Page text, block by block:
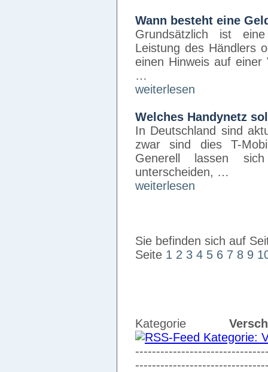
Wann besteht eine
Grundsätzlich ist
Leistung des Händlers
einen Hinweis auf
…
weiterlesen
Welches Handynetz
In Deutschland sind
zwar sind dies T-
Generell lassen
unterscheiden, …
weiterlesen
Sie befinden sich auf
Seite 1 2 3 4 5 6 7 8 9
Kategorie